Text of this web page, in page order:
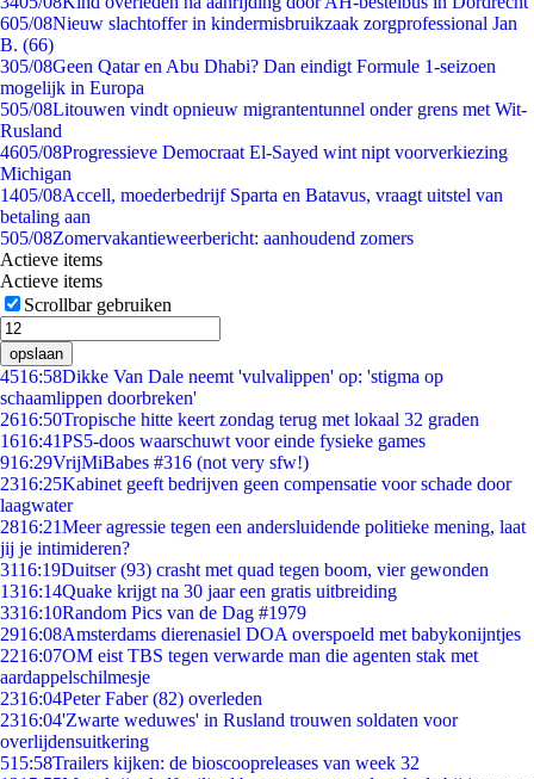
605/08Nieuw slachtoffer in kindermisbruikzaak zorgprofessional Jan
B. (66)
305/08Geen Qatar en Abu Dhabi? Dan eindigt Formule 1-seizoen
mogelijk in Europa
505/08Litouwen vindt opnieuw migrantentunnel onder grens met Wit-
Rusland
4605/08Progressieve Democraat El-Sayed wint nipt voorverkiezing
Michigan
1405/08Accell, moederbedrijf Sparta en Batavus, vraagt uitstel van
betaling aan
505/08Zomervakantieweerbericht: aanhoudend zomers
Actieve items
Actieve items
Scrollbar gebruiken
opslaan
4516:58Dikke Van Dale neemt 'vulvalippen' op: 'stigma op
schaamlippen doorbreken'
2616:50Tropische hitte keert zondag terug met lokaal 32 graden
1616:41PS5-doos waarschuwt voor einde fysieke games
916:29VrijMiBabes #316 (not very sfw!)
2316:25Kabinet geeft bedrijven geen compensatie voor schade door
laagwater
2816:21Meer agressie tegen een andersluidende politieke mening, laat
jij je intimideren?
3116:19Duitser (93) crasht met quad tegen boom, vier gewonden
1316:14Quake krijgt na 30 jaar een gratis uitbreiding
3316:10Random Pics van de Dag #1979
2916:08Amsterdams dierenasiel DOA overspoeld met babykonijntjes
2216:07OM eist TBS tegen verwarde man die agenten stak met
aardappelschilmesje
2316:04Peter Faber (82) overleden
2316:04'Zwarte weduwes' in Rusland trouwen soldaten voor
overlijdensuitkering
515:58Trailers kijken: de bioscoopreleases van week 32